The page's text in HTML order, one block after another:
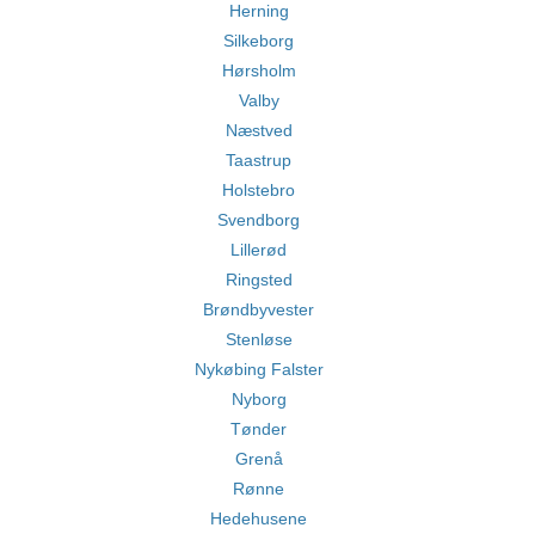
Herning
Silkeborg
Hørsholm
Valby
Næstved
Taastrup
Holstebro
Svendborg
Lillerød
Ringsted
Brøndbyvester
Stenløse
Nykøbing Falster
Nyborg
Tønder
Grenå
Rønne
Hedehusene